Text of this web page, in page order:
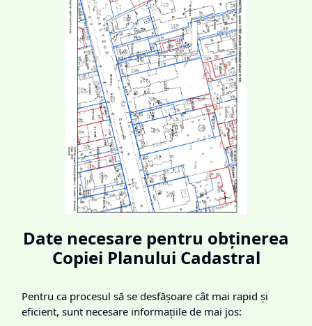
Date necesare pentru obținerea
Copiei Planului Cadastral
Pentru ca procesul să se desfășoare cât mai rapid și
eficient, sunt necesare informațiile de mai jos: